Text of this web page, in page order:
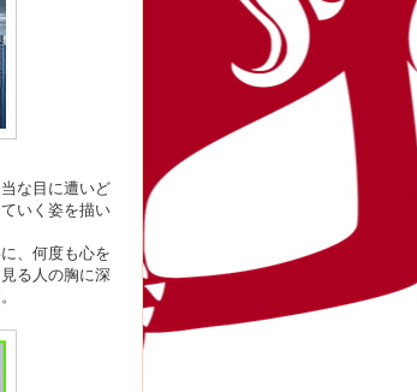
な目に遭いど
いく姿を描い
、何度も心を
る人の胸に深